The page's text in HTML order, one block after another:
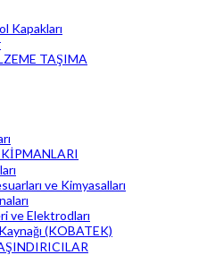
Kapakları
TAŞIMA
ve Kimyasalları
ve Elektrodları
(KOBATEK)